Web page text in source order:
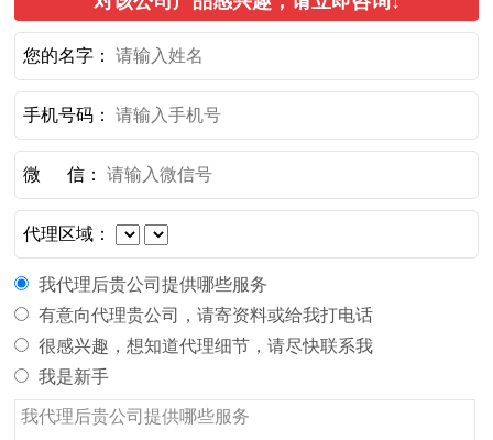
您的名字：
手机号码：
微 信：
代理区域：
我代理后贵公司提供哪些服务
有意向代理贵公司，请寄资料或给我打电话
很感兴趣，想知道代理细节，请尽快联系我
我是新手